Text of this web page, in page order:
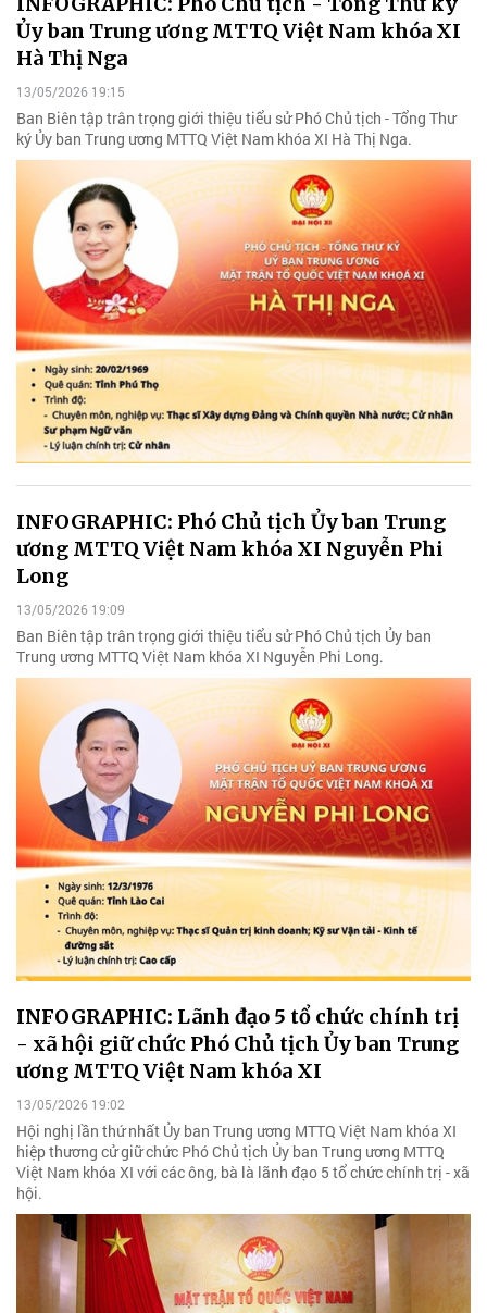
Ủy ban Trung ương MTTQ Việt Nam khóa XI
Hà Thị Nga
13/05/2026 19:15
Ban Biên tập trân trọng giới thiệu tiểu sử Phó Chủ tịch - Tổng Thư
ký Ủy ban Trung ương MTTQ Việt Nam khóa XI Hà Thị Nga.
INFOGRAPHIC: Phó Chủ tịch Ủy ban Trung
ương MTTQ Việt Nam khóa XI Nguyễn Phi
Long
13/05/2026 19:09
Ban Biên tập trân trọng giới thiệu tiểu sử Phó Chủ tịch Ủy ban
Trung ương MTTQ Việt Nam khóa XI Nguyễn Phi Long.
INFOGRAPHIC: Lãnh đạo 5 tổ chức chính trị
- xã hội giữ chức Phó Chủ tịch Ủy ban Trung
ương MTTQ Việt Nam khóa XI
13/05/2026 19:02
Hội nghị lần thứ nhất Ủy ban Trung ương MTTQ Việt Nam khóa XI
hiệp thương cử giữ chức Phó Chủ tịch Ủy ban Trung ương MTTQ
Việt Nam khóa XI với các ông, bà là lãnh đạo 5 tổ chức chính trị - xã
hội.